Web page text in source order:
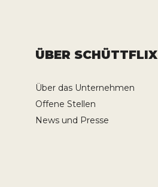
ÜBER SCHÜTTFLIX
Über das Unternehmen
Offene Stellen
News und Presse